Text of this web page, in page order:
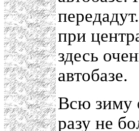
при
здесь
автобазе.
Всю зиму
разу не